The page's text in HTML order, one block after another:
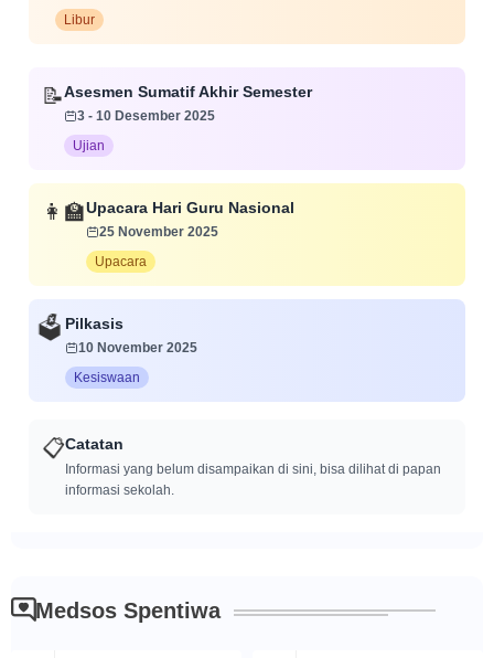
Libur
📝Asesmen Sumatif Akhir Semester
3 - 10 Desember 2025
Ujian
👩‍🏫Upacara Hari Guru Nasional
25 November 2025
Upacara
🗳️Pilkasis
10 November 2025
Kesiswaan
📋Catatan
Informasi yang belum disampaikan di sini, bisa dilihat di papan
informasi sekolah.
Medsos Spentiwa